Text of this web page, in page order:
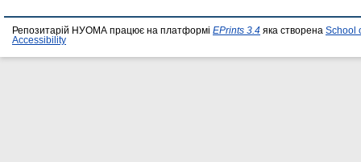
Репозитарій НУОМА працює на платформі EPrints 3.4 яка створена School
Accessibility